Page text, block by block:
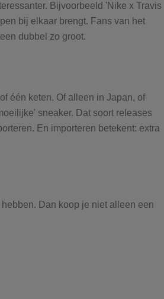
Bijvoorbeeld 'Nike x Travis
bij elkaar brengt. Fans van het
dubbel zo groot.
één keten. Of alleen in Japan, of
sneaker. Dat soort releases
En importeren betekent: extra
Dan koop je niet alleen een